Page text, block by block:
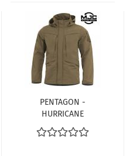
PENTAGON -
HURRICANE
NÄSSESCHUTZJACKE